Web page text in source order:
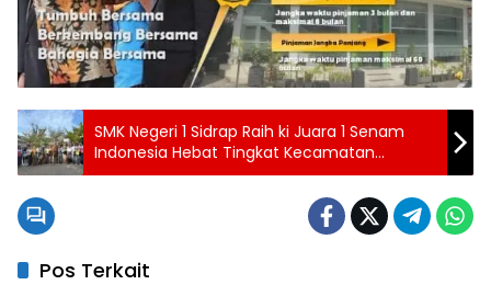
SMK Negeri 1 Sidrap Raih ki Juara 1 Senam
Indonesia Hebat Tingkat Kecamatan
Maritengngae
Pos Terkait